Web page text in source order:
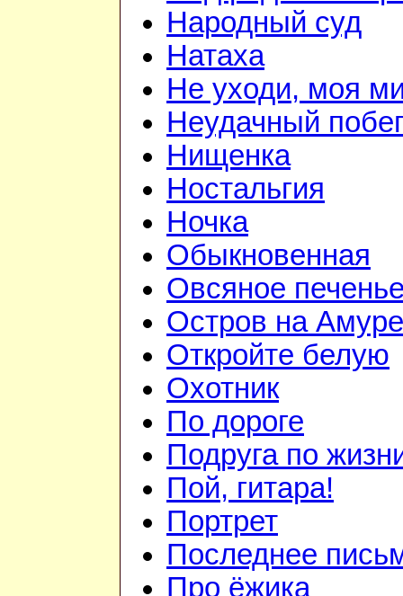
Народный суд
Натаха
Не уходи, моя
Неудачный
Нищенка
Ностальгия
Ночка
Обыкновенная
Овсяное
Остров на Амуре
Откройте белую
Охотник
По дороге
Подруга по
Пой, гитара!
Портрет
Последнее
Про ёжика